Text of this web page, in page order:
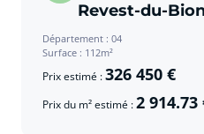
Revest-du-
Département : 04
Surface : 112m²
Prix estimé :326 450 €
Prix du m² estimé :2 914.73